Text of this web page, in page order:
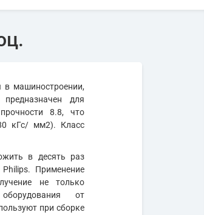
в машиностроении,
для
8.8, что
кГс/ мм2). Класс
в десять раз
Применение
не только
от
при сборке